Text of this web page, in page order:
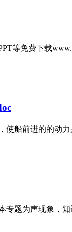
等免费下载
使船前进的的动
专题为声现象，